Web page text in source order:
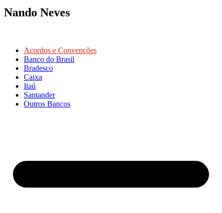
Nando Neves
Acordos e Convenções
Banco do Brasil
Bradesco
Caixa
Itaú
Santander
Outros Bancos